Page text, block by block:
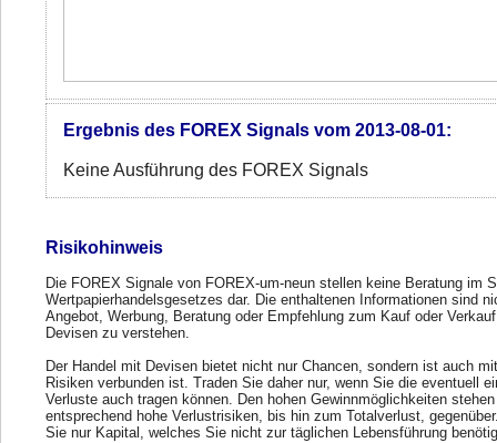
Ergebnis des FOREX Signals vom 2013-08-01:
Keine Ausführung des FOREX Signals
Risikohinweis
Die FOREX Signale von FOREX-um-neun stellen keine Beratung im
Wertpapierhandelsgesetzes dar. Die enthaltenen Informationen sind
Angebot, Werbung, Beratung oder Empfehlung zum Kauf oder
Devisen zu verstehen.
Der Handel mit Devisen bietet nicht nur Chancen, sondern ist auch
Risiken verbunden ist. Traden Sie daher nur, wenn Sie die eventuell
Verluste auch tragen können. Den hohen Gewinnmöglichkeiten stehen
entsprechend hohe Verlustrisiken, bis hin zum Totalverlust,
Sie nur Kapital, welches Sie nicht zur täglichen Lebensführung